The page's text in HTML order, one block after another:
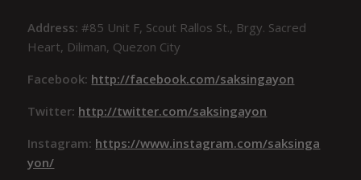
Address:#85 Unit F, Scout Rallos St., Brgy. Sacred
Heart, Diliman, Quezon City
Facebook: http://facebook.com/saksingayon
Twitter: http://twitter.com/saksingayon
Instagram: https://www.instagram.com/saksinga
yon/